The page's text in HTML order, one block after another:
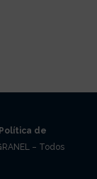
Política de
– Todos